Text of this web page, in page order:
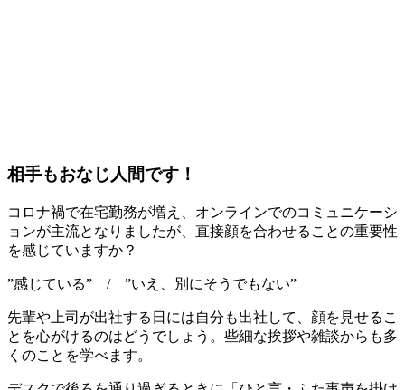
相手もおなじ人間です！
コロナ禍で在宅勤務が増え、オンラインでのコミュニケーシ
ョンが主流となりましたが、直接顔を合わせることの重要性
を感じていますか？
”感じている” / ”いえ、別にそうでもない”
先輩や上司が出社する日には自分も出社して、顔を見せるこ
とを心がけるのはどうでしょう。些細な挨拶や雑談からも多
くのことを学べます。